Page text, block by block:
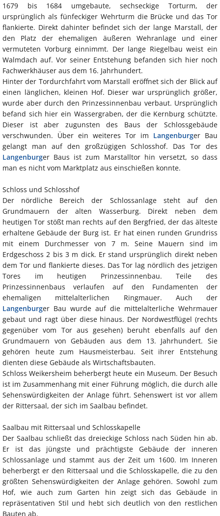
1679 bis 1684 umgebaute, sechseckige Torturm, der
ursprünglich als fünfeckiger Wehrturm die Brücke und das Tor
flankierte. Direkt dahinter befindet sich der lange Marstall, der
den Platz der ehemaligen äußeren Wehranlage und einer
vermuteten Vorburg einnimmt. Der lange Riegelbau weist ein
Walmdach auf. Vor seiner Entstehung befanden sich hier noch
Fachwerkhäuser aus dem 16. Jahrhundert.
Hinter der Tordurchfahrt vom Marstall eröffnet sich der Blick auf
einen länglichen, kleinen Hof. Dieser war ursprünglich größer,
wurde aber durch den Prinzessinnenbau verbaut. Ursprünglich
befand sich hier ein Wassergraben, der die Kernburg schützte.
Dieser ist aber zugunsten des Baus der Schlossgebäude
verschwunden. Über ein weiteres Tor im Langenburger Bau
gelangt man auf den großzügigen Schlosshof. Das Tor des
Langenburger Baus ist zum Marstalltor hin versetzt, so dass
man es nicht vom Marktplatz aus einschießen konnte.
Schloss und Schlosshof
Der nördliche Bereich der Schlossanlage steht auf den
Grundmauern der alten Wasserburg. Direkt neben dem
heutigen Tor stößt man rechts auf den Bergfried, der das älteste
erhaltene Gebäude der Burg ist. Er hat einen runden Grundriss
mit einem Durchmesser von 7 m. Seine Mauern sind im
Erdgeschoss 2 bis 3 m dick. Er stand ursprünglich direkt neben
dem Tor und flankierte dieses. Das Tor lag nördlich des jetzigen
Tores im heutigen Prinzessinnenbau. Teile des
Prinzessinnenbaus verlaufen auf den Fundamenten der
ehemaligen mittelalterlichen Ringmauer. Auch der
Langenburger Bau wurde auf die mittelalterliche Wehrmauer
gebaut und ragt über diese hinaus. Der Nordwestflügel (rechts
gegenüber vom Tor aus gesehen) beruht ebenfalls auf den
Grundmauern von Gebäuden aus dem 13. Jahrhundert. Sie
gehören heute zum Hausmeisterbau. Seit ihrer Entstehung
dienten diese Gebäude als Wirtschaftsbauten.
Schloss Weikersheim beherbergt heute ein Museum. Der Besuch
ist im Zusammenhang mit einer Führung möglich, die durch alle
Sehenswürdigkeiten der Anlage führt. Sehenswert ist vor allem
der Rittersaal, der sich im Saalbau befindet.
Saalbau mit Rittersaal und Schlosskapelle
Der Saalbau schließt das dreieckige Schloss nach Süden hin ab.
Er ist das jüngste und prächtigste Gebäude der inneren
Schlossanlage und stammt aus der Zeit um 1600. Im Inneren
beherbergt er den Rittersaal und die Schlosskapelle, die zu den
größten Sehenswürdigkeiten der Anlage gehören. Sowohl zum
Hof, wie auch zum Garten hin zeigt sich das Gebäude in
repräsentativen Stil und hebt sich deutlich von den restlichen
Bauten ab.